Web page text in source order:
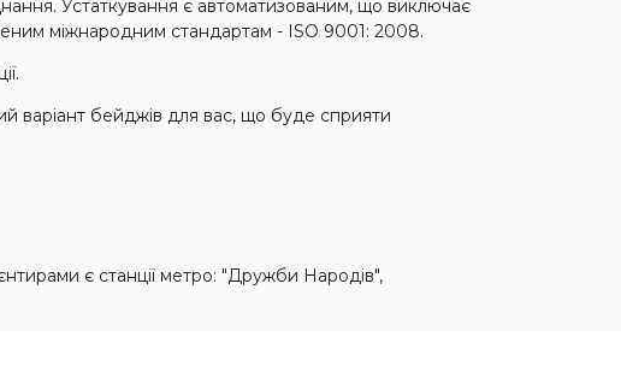
Устаткування є автоматизованим, що виключає
міжнародним стандартам - ISO 9001: 2008.
варіант бейджів для вас, що буде сприяти
є станції метро: "Дружби Народів",